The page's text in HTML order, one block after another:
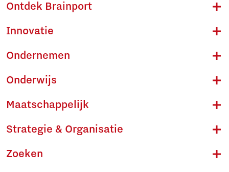
Ontdek Brainport
Innovatie
Ondernemen
Onderwijs
Maatschappelijk
Strategie & Organisatie
Zoeken